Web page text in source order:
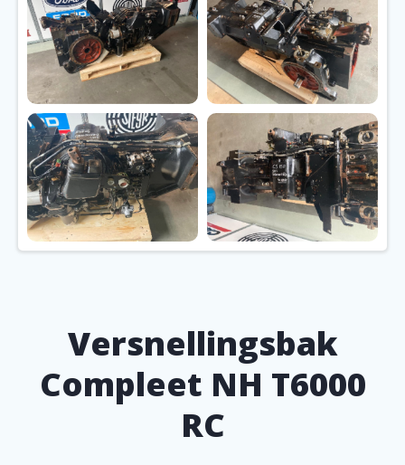
Versnellingsbak
Compleet NH T6000
RC